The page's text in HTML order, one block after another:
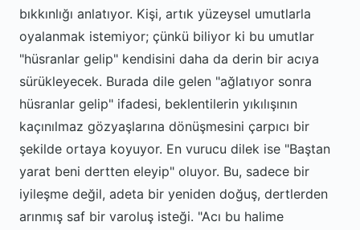
bıkkınlığı anlatıyor. Kişi, artık yüzeysel umutlarla
oyalanmak istemiyor; çünkü biliyor ki bu umutlar
"hüsranlar gelip" kendisini daha da derin bir acıya
sürükleyecek. Burada dile gelen "ağlatıyor sonra
hüsranlar gelip" ifadesi, beklentilerin yıkılışının
kaçınılmaz gözyaşlarına dönüşmesini çarpıcı bir
şekilde ortaya koyuyor. En vurucu dilek ise "Baştan
yarat beni dertten eleyip" oluyor. Bu, sadece bir
iyileşme değil, adeta bir yeniden doğuş, dertlerden
arınmış saf bir varoluş isteği. "Acı bu halime